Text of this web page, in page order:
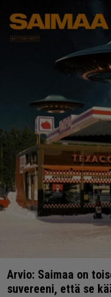
Arvio: Saimaa on
suvereeni, että se